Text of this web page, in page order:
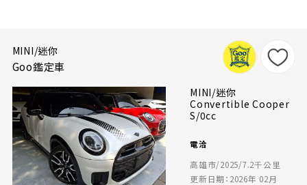
MINI/迷你
Goo鑑定車
MINI/迷你
Convertible Cooper
S/0cc
電洽
高雄市/2025/7.2千公里
更新日期：2026年 02月